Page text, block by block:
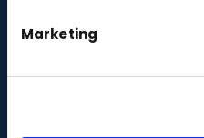
Marketing
Zelf een systeem samenstellen
Camera-types